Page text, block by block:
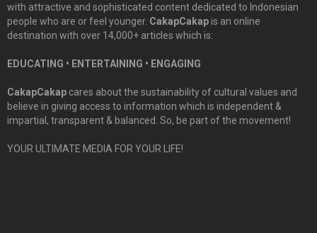
with attractive and sophisticated content dedicated to Indonesian
people who are or feel younger. CakapCakapis an online
destination with over 14,000+ articles which is:
EDUCATING • ENTERTAINING • ENGAGING
CakapCakap cares about the sustainability of cultural values and
believe in giving access to information which is independent &
impartial, transparent & balanced. So, be part of the movement!
YOUR ULTIMATE MEDIA FOR YOUR LIFE!